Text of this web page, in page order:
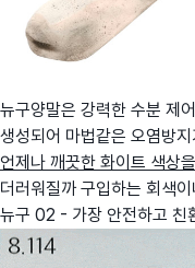
뉴구양말은 강력한 수분 제
생성되어 마법같은 오염방
언제나 깨끗한 화이트 색상
더러워질까 구입하는 회색
뉴구 02 - 가장 안전하고 친